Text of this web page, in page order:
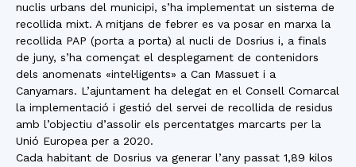
nuclis urbans del municipi, s’ha implementat un sistema de
recollida mixt. A mitjans de febrer es va posar en marxa la
recollida PAP (porta a porta) al nucli de Dosrius i, a finals
de juny, s’ha començat el desplegament de contenidors
dels anomenats «intel·ligents» a Can Massuet i a
Canyamars. L’ajuntament ha delegat en el Consell Comarcal
la implementació i gestió del servei de recollida de residus
amb l’objectiu d’assolir els percentatges marcarts per la
Unió Europea per a 2020.
Cada habitant de Dosrius va generar l’any passat 1,89 kilos